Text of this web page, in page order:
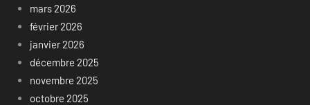
mars 2026
février 2026
janvier 2026
décembre 2025
novembre 2025
octobre 2025